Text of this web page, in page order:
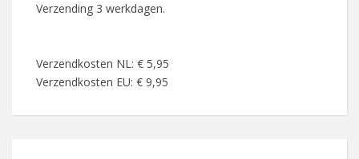
Verzending 3 werkdagen.
Verzendkosten NL: € 5,95
Verzendkosten EU: € 9,95